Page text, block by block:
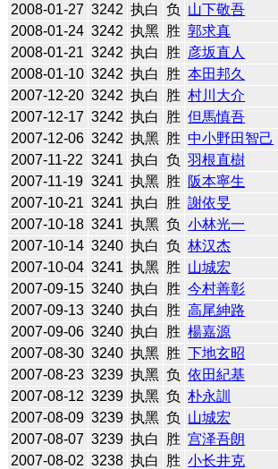
2008-01-27 3242 执白 负 山下敬吾
2008-01-24 3242 执黑 胜 郭求真
2008-01-21 3242 执白 胜 彦坂直人
2008-01-10 3242 执白 胜 本田邦久
2007-12-20 3242 执白 胜 村川大介
2007-12-17 3242 执白 胜 但馬慎吾
2007-12-06 3242 执黑 胜 中小野田智己
2007-11-22 3241 执白 负 羽根直樹
2007-11-19 3241 执黑 胜 阪本寧生
2007-10-21 3241 执白 胜 謝依旻
2007-10-18 3241 执黑 负 小林光一
2007-10-14 3240 执白 负 林汉杰
2007-10-04 3241 执黑 胜 山城宏
2007-09-15 3240 执白 胜 今村善彰
2007-09-13 3240 执白 胜 高尾紳路
2007-09-06 3240 执白 胜 楊嘉源
2007-08-30 3240 执黑 胜 下地玄昭
2007-08-23 3239 执黑 负 依田紀基
2007-08-12 3239 执黑 负 朴永訓
2007-08-09 3239 执黑 负 山城宏
2007-08-07 3239 执白 胜 宫泽吾朗
2007-08-02 3238 执白 胜 小长井克